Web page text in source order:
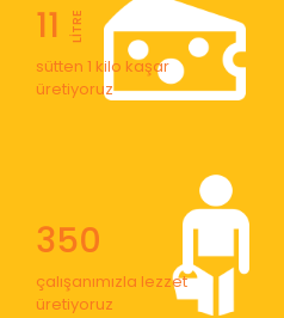
11 LİTRE
sütten 1 kilo kaşar
üretiyoruz
350
çalışanımızla lezzet
üretiyoruz